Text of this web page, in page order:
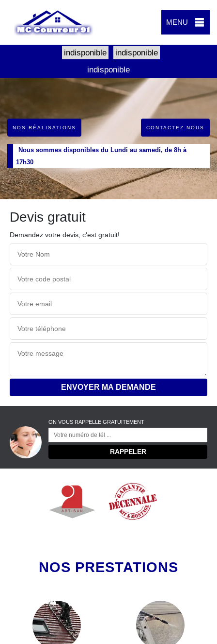
MENU
indisponible
indisponible
indisponible
NOS RÉALISATIONS CONTACTEZ NOUS
Nous sommes disponibles du Lundi au samedi, de 8h à
17h30
Devis gratuit
Demandez votre devis, c'est gratuit!
ON VOUS RAPPELLE GRATUITEMENT
NOS PRESTATIONS